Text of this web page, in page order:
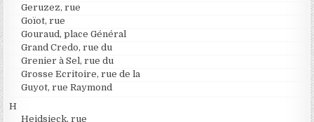
Geruzez, rue
Goïot, rue
Gouraud, place Général
Grand Credo, rue du
Grenier à Sel, rue du
Grosse Ecritoire, rue de la
Guyot, rue Raymond
H
Heidsieck, rue